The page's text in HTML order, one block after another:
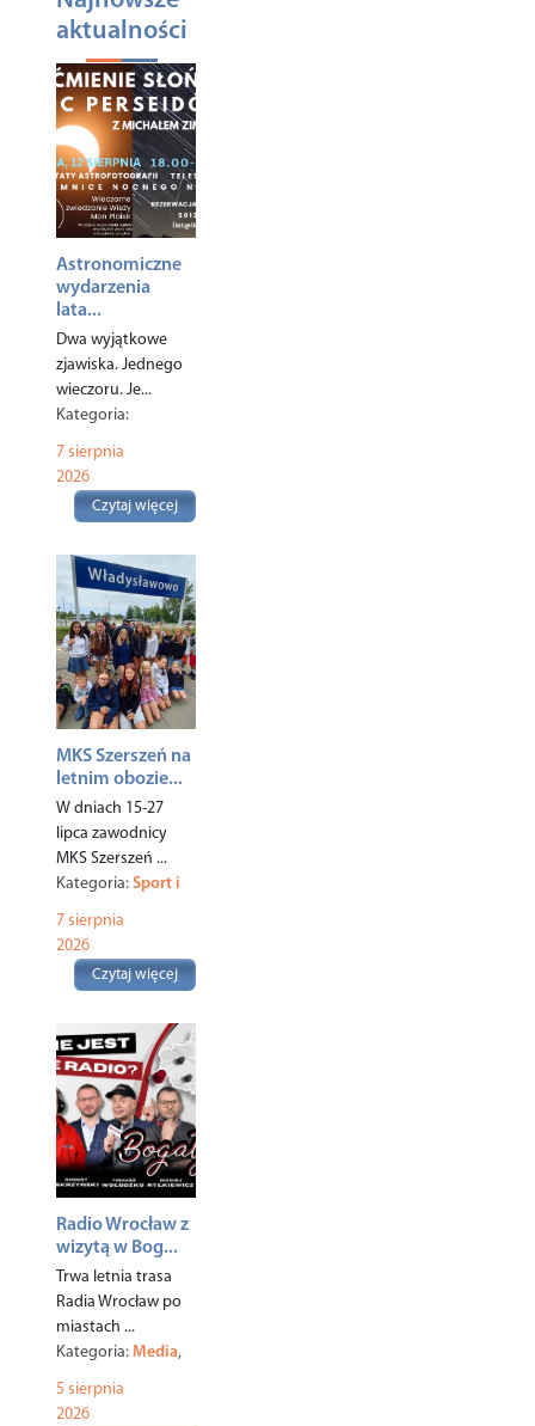
aktualności
Astronomiczne
wydarzenia
lata...
Dwa wyjątkowe
zjawiska. Jednego
wieczoru. Je...
Kategoria:
Ciekawostki
Turystyka
7 sierpnia
2026
Czytaj więcej
MKS Szerszeń na
letnim obozie...
W dniach 15-27
lipca zawodnicy
MKS Szerszeń ...
Kategoria:Sport i
rekreacja
7 sierpnia
2026
Czytaj więcej
Radio Wrocław z
wizytą w Bog...
Trwa letnia trasa
Radia Wrocław po
miastach ...
Kategoria:Media,
Miasto
5 sierpnia
2026